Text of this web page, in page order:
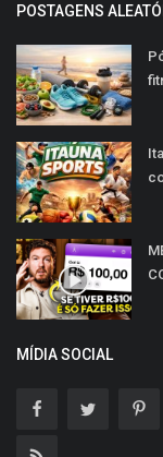
POSTAGENS
MÍDIA SOCIAL